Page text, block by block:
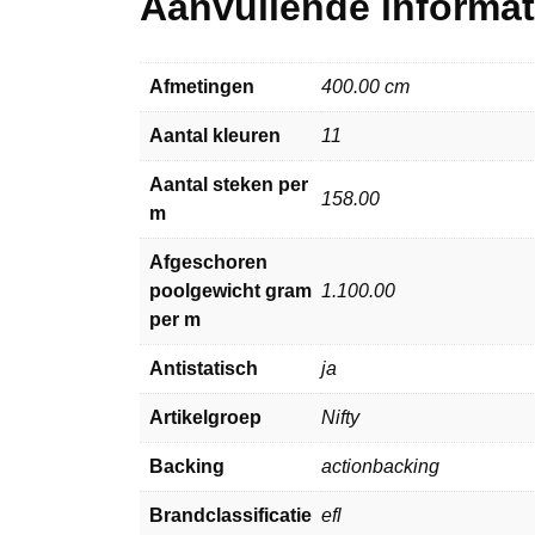
Afmetingen 400.00 cm
Aantal kleuren 11
Aantal steken per
m
158.00
Afgeschoren
poolgewicht gram
per m
1.100.00
Antistatisch ja
Artikelgroep Nifty
Backing actionbacking
Brandclassificatie efl